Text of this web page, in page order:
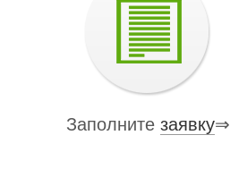
Заполните заявку⇒